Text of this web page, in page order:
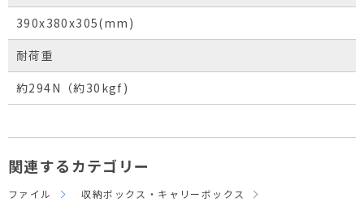
390x380x305(mm)
耐荷重
約294N（約30kgf)
関連するカテゴリー
ファイル 収納ボックス・キャリーボックス